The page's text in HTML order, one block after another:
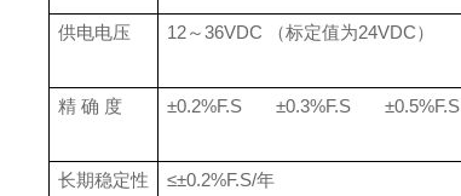
供电电压 12～36VDC （标定值为24VDC）
精 确 度 ±0.2%F.S ±0.3%F.S ±0.5%F.S
长期稳定性 ≤±0.2%F.S/年